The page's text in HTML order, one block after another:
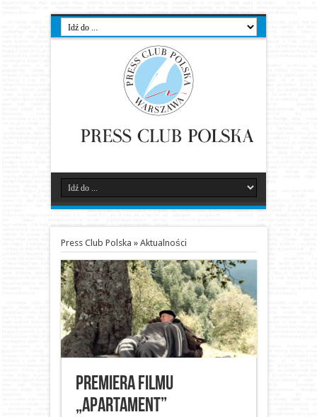
Press Club Polska » Aktualności
Premiera filmu
„Apartament”